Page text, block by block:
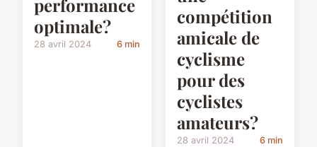
performance
optimale?
28 avril 2024 6 min
compétition
amicale de
cyclisme
pour des
cyclistes
amateurs?
28 avril 2024 6 min